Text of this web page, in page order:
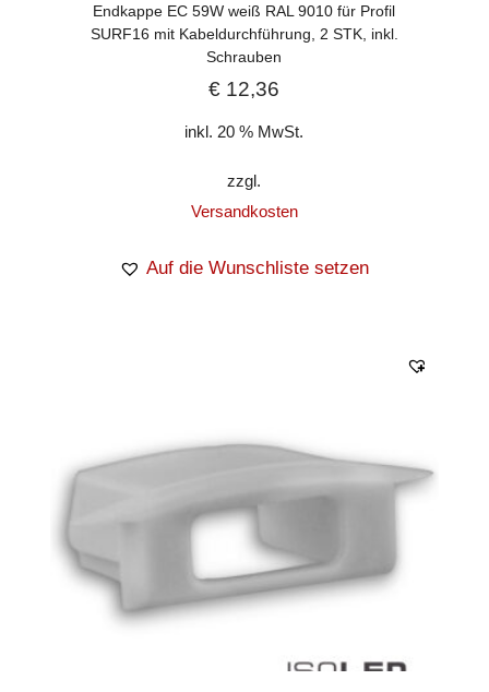
Endkappe EC 59W weiß RAL 9010 für Profil
SURF16 mit Kabeldurchführung, 2 STK, inkl.
Schrauben
€ 12,36
inkl. 20 % MwSt.
zzgl.
Versandkosten
Auf die Wunschliste setzen